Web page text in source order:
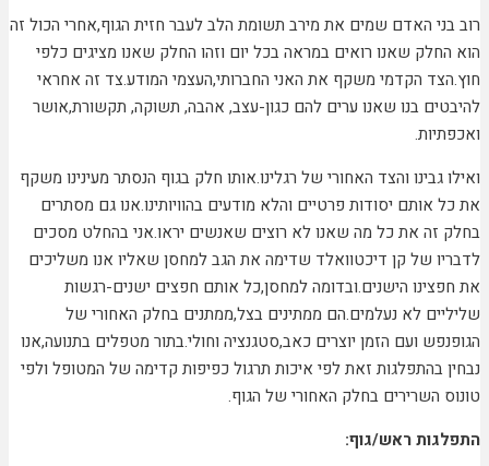
רוב בני האדם שמים את מירב תשומת הלב לעבר חזית הגוף,אחרי הכול זה
הוא החלק שאנו רואים במראה בכל יום וזהו החלק שאנו מציגים כלפי
חוץ.הצד הקדמי משקף את האני החברותי,העצמי המודע.צד זה אחראי
להיבטים בנו שאנו ערים להם כגון-עצב, אהבה, תשוקה, תקשורת,אושר
ואכפתיות.
ואילו גבינו והצד האחורי של רגלינו.אותו חלק בגוף הנסתר מעינינו משקף
את כל אותם יסודות פרטיים והלא מודעים בהוויותינו.אנו גם מסתרים
בחלק זה את כל מה שאנו לא רוצים שאנשים יראו.אני בהחלט מסכים
לדבריו של קן דיכטוואלד שדימה את הגב למחסן שאליו אנו משליכים
את חפצינו הישנים.ובדומה למחסן,כל אותם חפצים ישנים-רגשות
שליליים לא נעלמים.הם ממתינים בצל,ממתנים בחלק האחורי של
הגופנפש ועם הזמן יוצרים כאב,סטגנציה וחולי.בתור מטפלים בתנועה,אנו
נבחין בהתפלגות זאת לפי איכות תרגול כפיפות קדימה של המטופל ולפי
טונוס השרירים בחלק האחורי של הגוף.
התפלגות ראש/גוף: